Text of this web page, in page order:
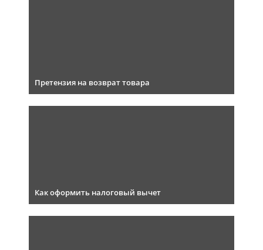
Претензия на возврат товара
Как оформить налоговый вычет